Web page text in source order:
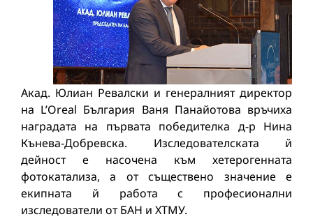
Акад. Юлиан Ревалски и генералният директор
на L’Oreal България Ваня Панайотова връчиха
наградата на първата победителка д-р Нина
Кънева-Добревска. Изследователската й
дейност е насочена към хетерогенната
фотокатализа, а от съществено значение е
екипната й работа с професионални
изследователи от БАН и ХТМУ.